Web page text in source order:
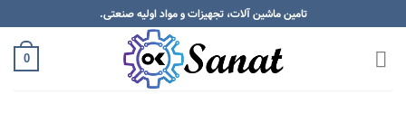
Skip
to
content
تامین ماشین آلات، تجهیزات و مواد اولیه صنعتی.
0